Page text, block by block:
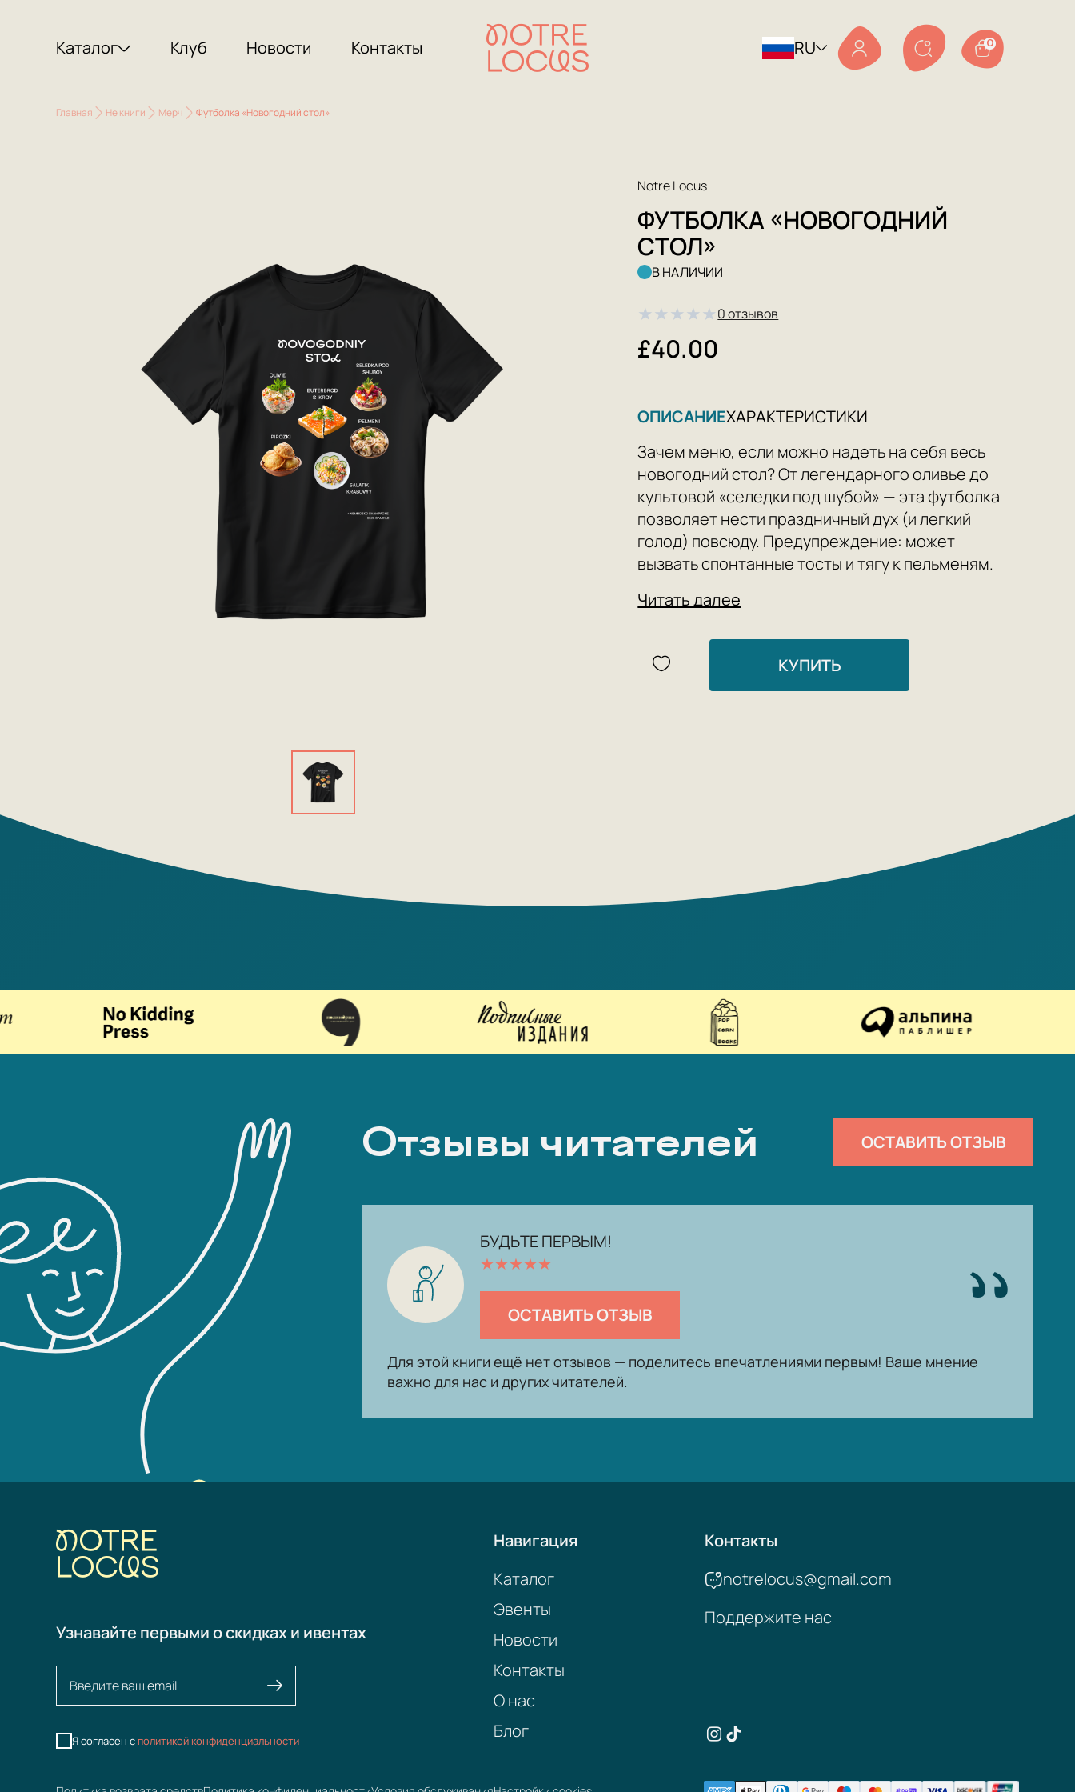
Каталог Клуб Новости Контакты RU 0
Главная Не книги Мерч Футболка «Новогодний стол»
Notre Locus
ФУТБОЛКА «НОВОГОДНИЙ
СТОЛ»
В НАЛИЧИИ
★★★★★0 отзывов
£40.00
ОПИСАНИЕХАРАКТЕРИСТИКИ
Зачем меню, если можно надеть на себя весь
новогодний стол? От легендарного оливье до
культовой «селедки под шубой» — эта футболка
позволяет нести праздничный дух (и легкий
голод) повсюду. Предупреждение: может
вызвать спонтанные тосты и тягу к пельменям.
лучше всего сочетается с ностальгией и полной
Один размер (L-XL)
Читать далее
КУПИТЬ
Отзывы читателей ОСТАВИТЬ ОТЗЫВ
БУДЬТЕ ПЕРВЫМ!
★★★★★
ОСТАВИТЬ ОТЗЫВ
Для этой книги ещё нет отзывов — поделитесь впечатлениями первым! Ваше мнение
важно для нас и других читателей.
Узнавайте первыми о скидках и ивентах
Я согласен с политикой конфиденциальности
Навигация
Каталог
Эвенты
Новости
Контакты
О нас
Блог
Контакты
notrelocus@gmail.com
Поддержите нас